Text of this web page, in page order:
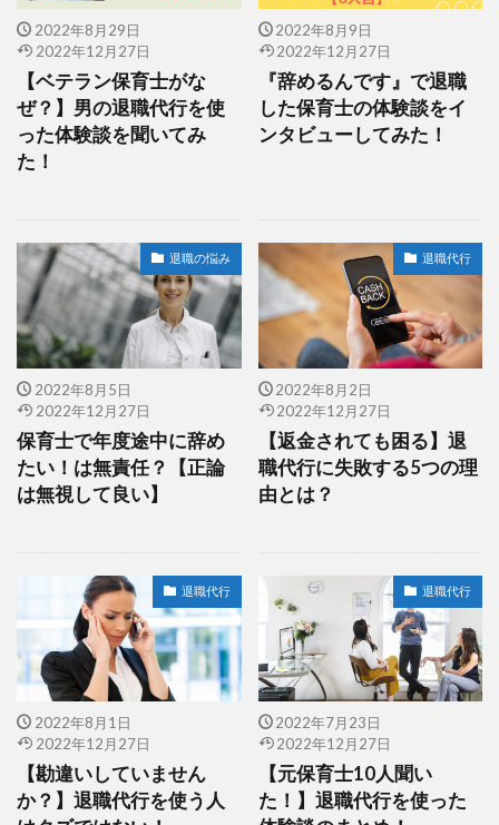
2022年8月29日
2022年12月27日
【ベテラン保育士がな
ぜ？】男の退職代行を使
った体験談を聞いてみ
た！
2022年8月9日
2022年12月27日
『辞めるんです』で退職
した保育士の体験談をイ
ンタビューしてみた！
退職の悩み
2022年8月5日
2022年12月27日
保育士で年度途中に辞め
たい！は無責任？【正論
は無視して良い】
退職代行
2022年8月2日
2022年12月27日
【返金されても困る】退
職代行に失敗する5つの理
由とは？
退職代行
2022年8月1日
2022年12月27日
【勘違いしていません
か？】退職代行を使う人
退職代行
2022年7月23日
2022年12月27日
【元保育士10人聞い
た！】退職代行を使った